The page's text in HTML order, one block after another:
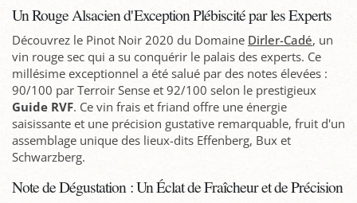
Un Rouge Alsacien d'Exception Plébiscité par les Experts
Découvrez le Pinot Noir 2020 du Domaine Dirler-Cadé, un
vin rouge sec qui a su conquérir le palais des experts. Ce
millésime exceptionnel a été salué par des notes élevées :
90/100 par Terroir Sense et 92/100 selon le prestigieux
Guide RVF. Ce vin frais et friand offre une énergie
saisissante et une précision gustative remarquable, fruit d'un
assemblage unique des lieux-dits Effenberg, Bux et
Schwarzberg.
Note de Dégustation : Un Éclat de Fraîcheur et de Précision